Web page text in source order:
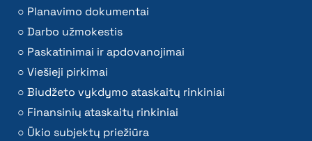
Planavimo dokumentai
Darbo užmokestis
Paskatinimai ir apdovanojimai
Viešieji pirkimai
Biudžeto vykdymo ataskaitų rinkiniai
Finansinių ataskaitų rinkiniai
Ūkio subjektų priežiūra